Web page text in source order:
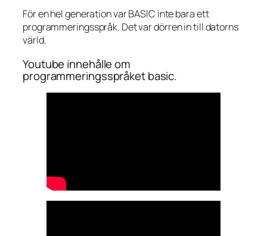
För en hel generation var BASIC inte bara ett
programmeringsspråk. Det var dörren in till datorns
värld.
Youtube innehålle om
programmeringsspråket basic.